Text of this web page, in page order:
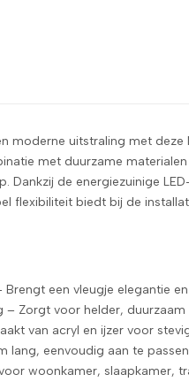
moderne uitstraling met deze
met duurzame
Dankzij de energiezuinige
flexibiliteit biedt bij de
Brengt een vleugje elegantie
– Zorgt voor helder,
van acryl en ijzer voor
lang, eenvoudig aan te
woonkamer, slaapkamer,